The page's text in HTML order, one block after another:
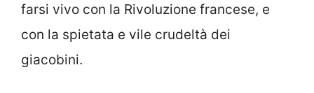
farsi vivo con la Rivoluzione francese, e
con la spietata e vile crudeltà dei
giacobini.